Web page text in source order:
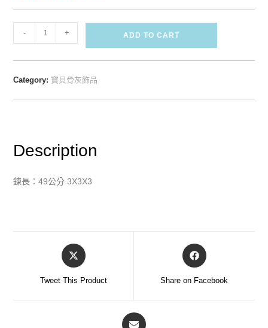
- + ADD TO CART
Category: 寶貝骨灰飾品
Description
鍊長：49公分 3X3X3
Tweet This Product Share on Facebook